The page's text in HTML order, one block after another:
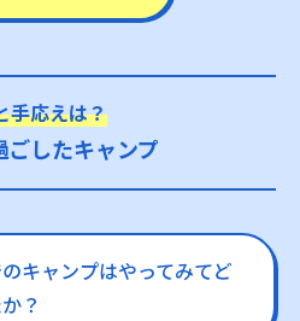
手応えは？
ごしたキャンプ
キャンプはやってみてど
？